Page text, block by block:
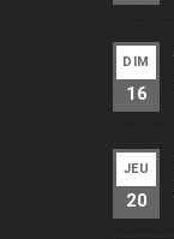
DIM
16
JEU
20